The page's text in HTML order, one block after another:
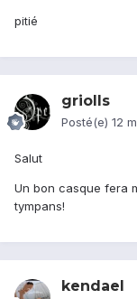
pitié
griolls
Posté(e) 12
Salut
Un bon casque fera
tympans!
kendael